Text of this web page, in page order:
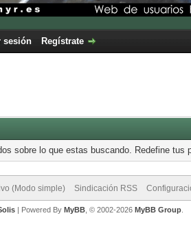
sesión Regístrate
sobre lo que estas buscando. Redefine tus
(Modo simple) Sindicación RSS
| Powered By MyBB , © 2002-2026 MyBB Group